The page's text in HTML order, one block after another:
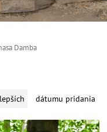
Damba
dátumu pridania